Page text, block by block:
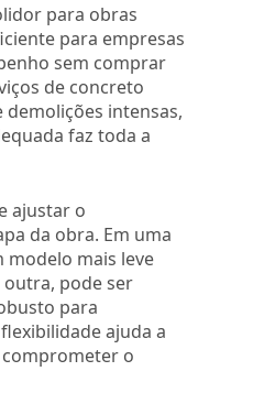
para obras
para empresas
sem comprar
de concreto
intensas,
faz toda a
ajustar o
da obra. Em uma
modelo mais leve
pode ser
para
ajuda a
o